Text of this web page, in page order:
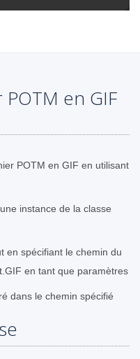
en GIF
POTM en GIF en utilisant
instance de la classe
en spécifiant le chemin du
en tant que paramètres
dans le chemin spécifié